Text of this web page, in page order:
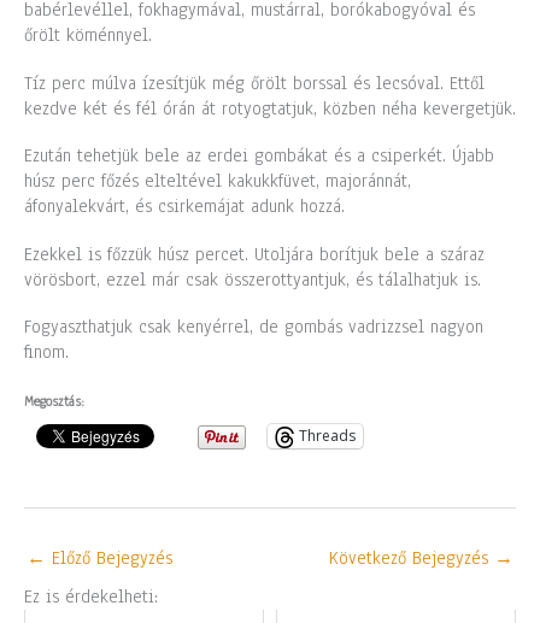
babérlevéllel, fokhagymával, mustárral, borókabogyóval és
őrölt köménnyel.
Tíz perc múlva ízesítjük még őrölt borssal és lecsóval. Ettől
kezdve két és fél órán át rotyogtatjuk, közben néha kevergetjük.
Ezután tehetjük bele az erdei gombákat és a csiperkét. Újabb
húsz perc főzés elteltével kakukkfüvet, majoránnát,
áfonyalekvárt, és csirkemájat adunk hozzá.
Ezekkel is főzzük húsz percet. Utoljára borítjuk bele a száraz
vörösbort, ezzel már csak összerottyantjuk, és tálalhatjuk is.
Fogyaszthatjuk csak kenyérrel, de gombás vadrizzsel nagyon
finom.
Megosztás:
Threads
← Előző Bejegyzés Következő Bejegyzés →
Ez is érdekelheti: